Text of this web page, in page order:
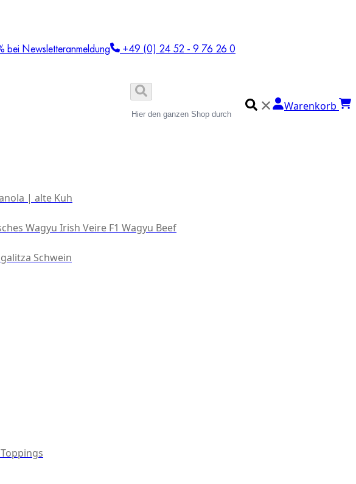
bei Newsletteranmeldung +49 (0) 24 52 - 9 76 26 0
✕ Warenkorb
| alte Kuh
Wagyu Irish Veire F1 Wagyu Beef
Schwein